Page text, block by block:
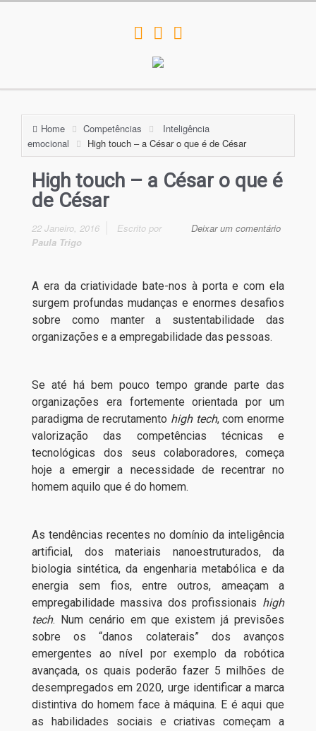
Home Competências
Inteligência
emocional
High touch – a César o que é de César
High touch – a César o que é
de César
22 Janeiro, 2016 Deixar um comentário
Escrito por
Paula Trigo
A era da criatividade bate-nos à porta e com ela
surgem profundas mudanças e enormes desafios
sobre como manter a sustentabilidade das
organizações e a empregabilidade das pessoas.
Se até há bem pouco tempo grande parte das
organizações era fortemente orientada por um
paradigma de recrutamento high tech, com enorme
valorização das competências técnicas e
tecnológicas dos seus colaboradores, começa
hoje a emergir a necessidade de recentrar no
homem aquilo que é do homem.
As tendências recentes no domínio da inteligência
artificial, dos materiais nanoestruturados, da
biologia sintética, da engenharia metabólica e da
energia sem fios, entre outros, ameaçam a
empregabilidade massiva dos profissionais high
tech. Num cenário em que existem já previsões
sobre os “danos colaterais” dos avanços
emergentes ao nível por exemplo da robótica
avançada, os quais poderão fazer 5 milhões de
desempregados em 2020, urge identificar a marca
distintiva do homem face à máquina. E é aqui que
as habilidades sociais e criativas começam a